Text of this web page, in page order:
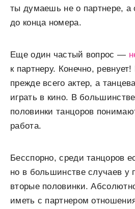
ты думаешь не о партнере, а
до конца номера.
Еще один частый вопрос —
к партнеру. Конечно,
прежде всего актер, а
играть в кино. В
половинки танцоров
работа.
Бесспорно, среди танцоров
но в большинстве случаев у
вторые половинки.
иметь с партнером